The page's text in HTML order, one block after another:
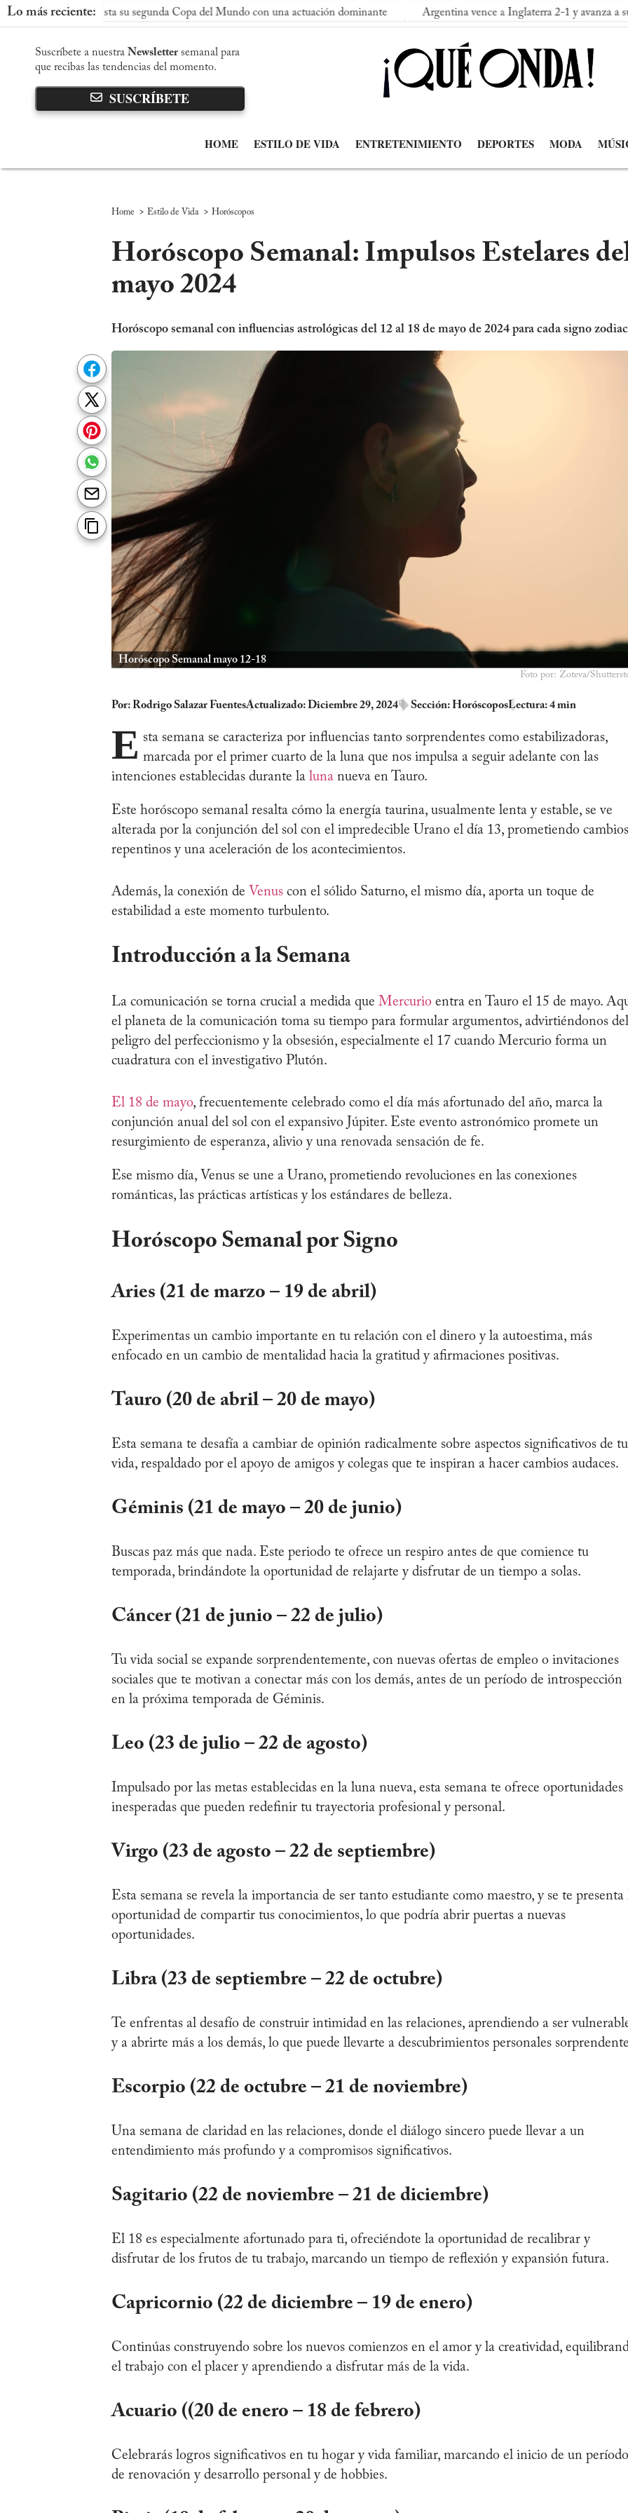
Lo más reciente:
España conquista su segunda Copa del Mundo con una actuación dominante Argentina vence a Inglaterra 2-1 y avanza a su
Suscríbete a nuestra Newsletter semanal para
que recibas las tendencias del momento.
SUSCRÍBETE
HOME ESTILO DE VIDA ENTRETENIMIENTO DEPORTES MODA
Home > Estilo de Vida > Horóscopos
Horóscopo Semanal: Impulsos Estelares
mayo 2024
Horóscopo semanal con influencias astrológicas del 12 al 18 de mayo de 2024 para cada signo
Horóscopo Semanal mayo 12-18
Foto por: Zoteva/
Por:Rodrigo Salazar FuentesActualizado: Diciembre 29, 2024 Sección:HoróscoposLectura: 4 min
E sta semana se caracteriza por influencias tanto sorprendentes como estabilizadoras,
marcada por el primer cuarto de la luna que nos impulsa a seguir adelante con las
intenciones establecidas durante la luna nueva en Tauro.
Este horóscopo semanal resalta cómo la energía taurina, usualmente lenta y estable, se ve
alterada por la conjunción del sol con el impredecible Urano el día 13, prometiendo cambios
repentinos y una aceleración de los acontecimientos.
Además, la conexión de Venus con el sólido Saturno, el mismo día, aporta un toque de
estabilidad a este momento turbulento.
Introducción a la Semana
La comunicación se torna crucial a medida que Mercurio entra en Tauro el 15 de mayo.
el planeta de la comunicación toma su tiempo para formular argumentos, advirtiéndonos del
peligro del perfeccionismo y la obsesión, especialmente el 17 cuando Mercurio forma un
cuadratura con el investigativo Plutón.
El 18 de mayo, frecuentemente celebrado como el día más afortunado del año, marca la
conjunción anual del sol con el expansivo Júpiter. Este evento astronómico promete un
resurgimiento de esperanza, alivio y una renovada sensación de fe.
Ese mismo día, Venus se une a Urano, prometiendo revoluciones en las conexiones
románticas, las prácticas artísticas y los estándares de belleza.
Horóscopo Semanal por Signo
Aries (21 de marzo – 19 de abril)
Experimentas un cambio importante en tu relación con el dinero y la autoestima, más
enfocado en un cambio de mentalidad hacia la gratitud y afirmaciones positivas.
Tauro (20 de abril – 20 de mayo)
Esta semana te desafía a cambiar de opinión radicalmente sobre aspectos significativos de tu
vida, respaldado por el apoyo de amigos y colegas que te inspiran a hacer cambios audaces.
Géminis (21 de mayo – 20 de junio)
Buscas paz más que nada. Este periodo te ofrece un respiro antes de que comience tu
temporada, brindándote la oportunidad de relajarte y disfrutar de un tiempo a solas.
Cáncer (21 de junio – 22 de julio)
Tu vida social se expande sorprendentemente, con nuevas ofertas de empleo o invitaciones
sociales que te motivan a conectar más con los demás, antes de un período de introspección
en la próxima temporada de Géminis.
Leo (23 de julio – 22 de agosto)
Impulsado por las metas establecidas en la luna nueva, esta semana te ofrece oportunidades
inesperadas que pueden redefinir tu trayectoria profesional y personal.
Virgo (23 de agosto – 22 de septiembre)
Esta semana se revela la importancia de ser tanto estudiante como maestro, y se te presenta
oportunidad de compartir tus conocimientos, lo que podría abrir puertas a nuevas
oportunidades.
Libra (23 de septiembre – 22 de octubre)
Te enfrentas al desafío de construir intimidad en las relaciones, aprendiendo a ser
y a abrirte más a los demás, lo que puede llevarte a descubrimientos personales
Escorpio (22 de octubre – 21 de noviembre)
Una semana de claridad en las relaciones, donde el diálogo sincero puede llevar a un
entendimiento más profundo y a compromisos significativos.
Sagitario (22 de noviembre – 21 de diciembre)
El 18 es especialmente afortunado para ti, ofreciéndote la oportunidad de recalibrar y
disfrutar de los frutos de tu trabajo, marcando un tiempo de reflexión y expansión futura.
Capricornio (22 de diciembre – 19 de enero)
Continúas construyendo sobre los nuevos comienzos en el amor y la creatividad,
el trabajo con el placer y aprendiendo a disfrutar más de la vida.
Acuario ((20 de enero – 18 de febrero)
Celebrarás logros significativos en tu hogar y vida familiar, marcando el inicio de un período
de renovación y desarrollo personal y de hobbies.